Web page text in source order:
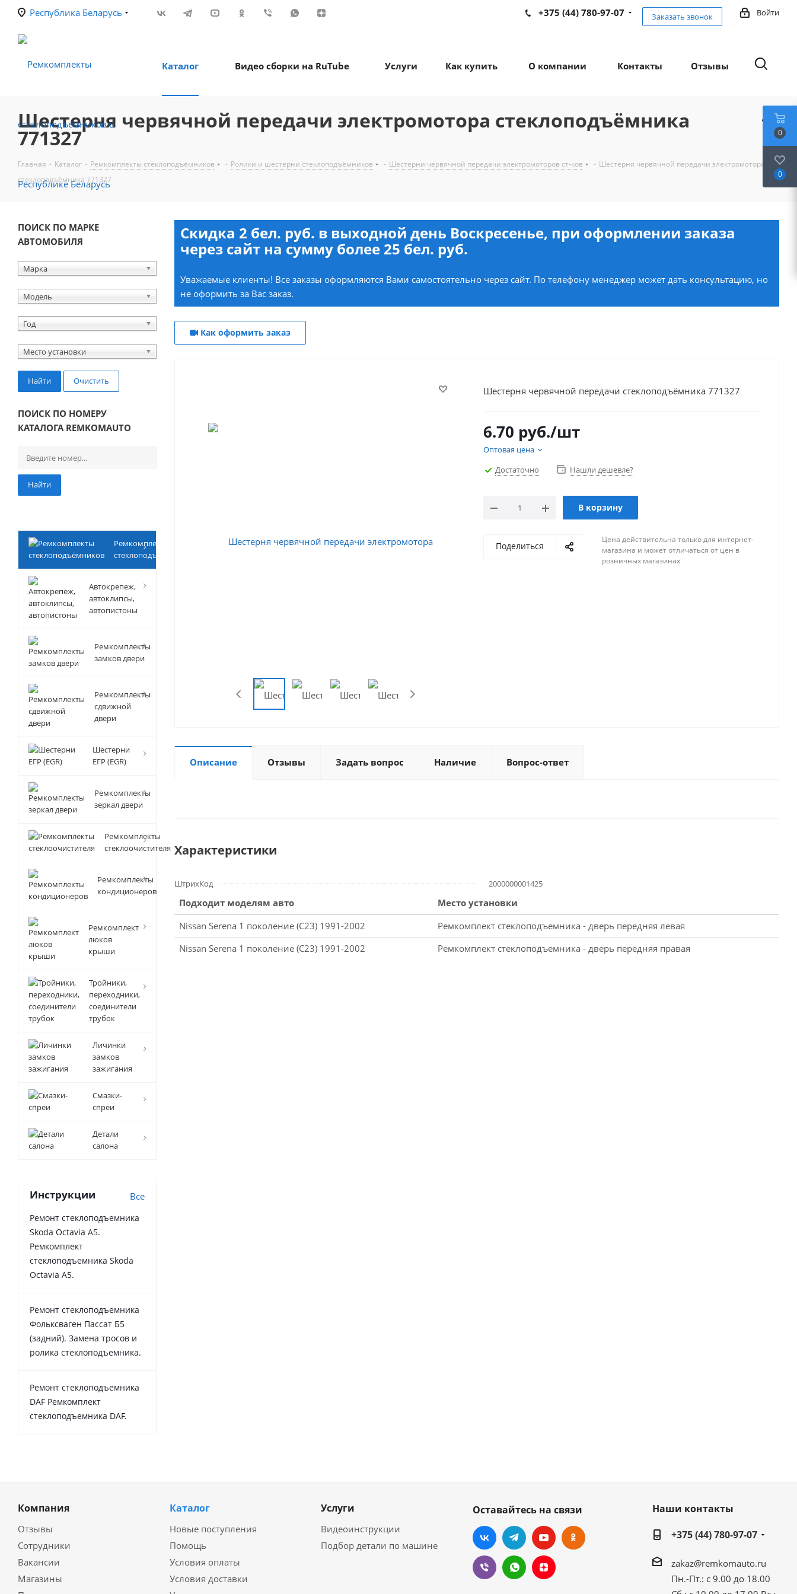
Республика Беларусь Войти
+375 (44) 780-97-07 Заказать звонок
Каталог Видео сборки на RuTube Услуги Как купить О компании Контакты Отзывы
Шестерня червячной передачи электромотора стеклоподъёмника
771327
Главная - Каталог - Ремкомплекты стеклоподъёмников - Ролики и шестерни стеклоподъёмников - Шестерни червячной передачи электромоторов ст-ков - Шестерня червячной передачи электромотора
стеклоподъёмника 771327
ПОИСК ПО МАРКЕ
АВТОМОБИЛЯ
Марка
Модель
Год
Место установки
Найти Очистить
ПОИСК ПО НОМЕРУ
КАТАЛОГА REMKOMAUTO
Найти
Ремкомплекты
стеклоподъёмников
Автокрепеж,
автоклипсы,
автопистоны
Ремкомплекты
замков двери
Ремкомплекты
сдвижной
двери
Шестерни
ЕГР (EGR)
Ремкомплекты
зеркал двери
Ремкомплекты
стеклоочистителя
Ремкомплекты
кондиционеров
Ремкомплект
люков
крыши
Тройники,
переходники,
соединители
трубок
Личинки
замков
зажигания
Смазки-
спреи
Детали
салона
Инструкции Все
Ремонт стеклоподъемника
Skoda Octavia A5.
Ремкомплект
стеклоподъемника Skoda
Octavia A5.
Ремонт стеклоподъемника
Фольксваген Пассат Б5
(задний). Замена тросов и
ролика стеклоподъемника.
Ремонт стеклоподъемника
DAF Ремкомплект
стеклоподъемника DAF.
Скидка 2 бел. руб. в выходной день Воскресенье, при оформлении заказа
через сайт на сумму более 25 бел. руб.
Уважаемые клиенты! Все заказы оформляются Вами самостоятельно через сайт. По телефону менеджер может дать консультацию, но
не оформить за Вас заказ.
Как оформить заказ
Шестерня червячной передачи стеклоподъёмника 771327
6.70 руб./шт
Оптовая цена
Достаточно
Нашли дешевле?
В корзину
Поделиться
Цена действительна только для интернет-
магазина и может отличаться от цен в
розничных магазинах
Описание Отзывы Задать вопрос Наличие Вопрос-ответ
Характеристики
ШтрихКод 2000000001425
Подходит моделям авто
Место установки
Nissan Serena 1 поколение (С23) 1991-2002
Ремкомплект стеклоподъемника - дверь передняя левая
Nissan Serena 1 поколение (С23) 1991-2002
Ремкомплект стеклоподъемника - дверь передняя правая
Компания
Отзывы
Сотрудники
Вакансии
Магазины
Каталог
Новые поступления
Помощь
Условия оплаты
Условия доставки
Услуги
Видеоинструкции
Подбор детали по машине
Оставайтесь на связи
Наши контакты
+375 (44) 780-97-07
zakaz@remkomauto.ru
Пн.-Пт.: с 9.00 до 18.00
0
0